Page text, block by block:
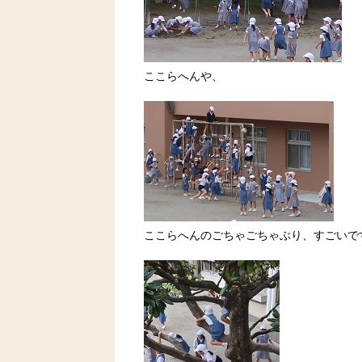
ここらへんや、
ここらへんのごちゃごちゃぶり、すごいで